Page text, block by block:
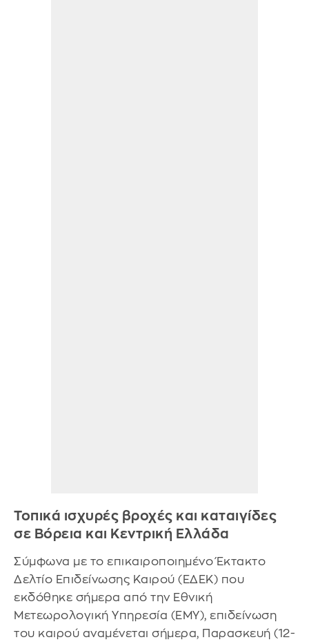
Τοπικά ισχυρές βροχές και καταιγίδες
σε Βόρεια και Κεντρική Ελλάδα
Σύμφωνα με το επικαιροποιημένο Έκτακτο
Δελτίο Επιδείνωσης Καιρού (ΕΔΕΚ) που
εκδόθηκε σήμερα από την Εθνική
Μετεωρολογική Υπηρεσία (ΕΜΥ), επιδείνωση
του καιρού αναμένεται σήμερα, Παρασκευή (12-